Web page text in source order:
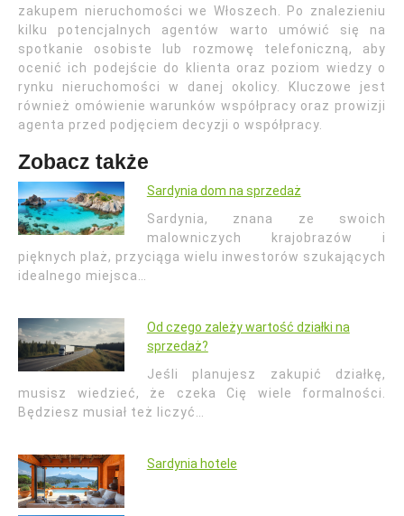
zakupem nieruchomości we Włoszech. Po znalezieniu
kilku potencjalnych agentów warto umówić się na
spotkanie osobiste lub rozmowę telefoniczną, aby
ocenić ich podejście do klienta oraz poziom wiedzy o
rynku nieruchomości w danej okolicy. Kluczowe jest
również omówienie warunków współpracy oraz prowizji
agenta przed podjęciem decyzji o współpracy.
Zobacz także
Sardynia dom na sprzedaż
Sardynia, znana ze swoich
malowniczych krajobrazów i
pięknych plaż, przyciąga wielu inwestorów szukających
idealnego miejsca…
Od czego zależy wartość działki na
sprzedaż?
Jeśli planujesz zakupić działkę,
musisz wiedzieć, że czeka Cię wiele formalności.
Będziesz musiał też liczyć…
Sardynia hotele